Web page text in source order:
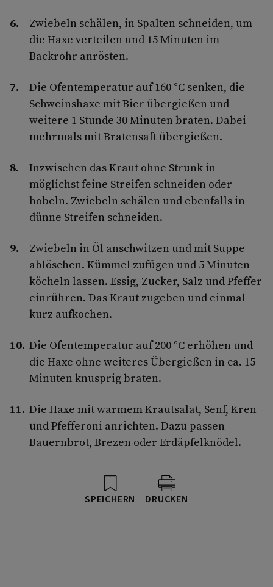
Zwiebeln schälen, in Spalten schneiden, um
die Haxe verteilen und 15 Minuten im
Backrohr anrösten.
Die Ofentemperatur auf 160 °C senken, die
Schweinshaxe mit Bier übergießen und
weitere 1 Stunde 30 Minuten braten. Dabei
mehrmals mit Bratensaft übergießen.
Inzwischen das Kraut ohne Strunk in
möglichst feine Streifen schneiden oder
hobeln. Zwiebeln schälen und ebenfalls in
dünne Streifen schneiden.
Zwiebeln in Öl anschwitzen und mit Suppe
ablöschen. Kümmel zufügen und 5 Minuten
köcheln lassen. Essig, Zucker, Salz und Pfeffer
einrühren. Das Kraut zugeben und einmal
kurz aufkochen.
Die Ofentemperatur auf 200 °C erhöhen und
die Haxe ohne weiteres Übergießen in ca. 15
Minuten knusprig braten.
Die Haxe mit warmem Krautsalat, Senf, Kren
und Pfefferoni anrichten. Dazu passen
Bauernbrot, Brezen oder Erdäpfelknödel.
SPEICHERN DRUCKEN